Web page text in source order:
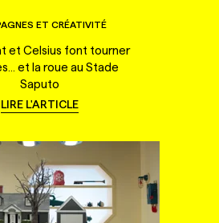
ET CRÉATIVITÉ
et Celsius font tourner
et la roue au Stade
Saputo
LIRE L'ARTICLE